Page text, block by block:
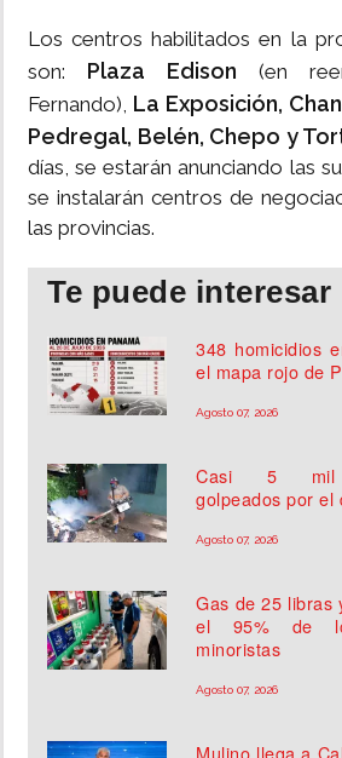
Los centros habilitados en la
son: Plaza Edison (en
Fernando), La Exposición,
Pedregal, Belén, Chepo y
días, se estarán anunciando las
se instalarán centros de
las provincias.
Te puede interesar
348 homicidios
el mapa rojo de
Agosto 07, 2026
Casi 5 mil
golpeados por el
Agosto 07, 2026
Gas de 25 libras
el 95% de
minoristas
Agosto 07, 2026
Mulino llega a